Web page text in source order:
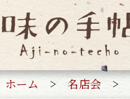
ホーム > 名店会 >